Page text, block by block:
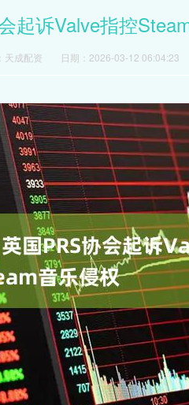
起诉Valve指控
天成配资 日期：2026-03-12 06:04:23